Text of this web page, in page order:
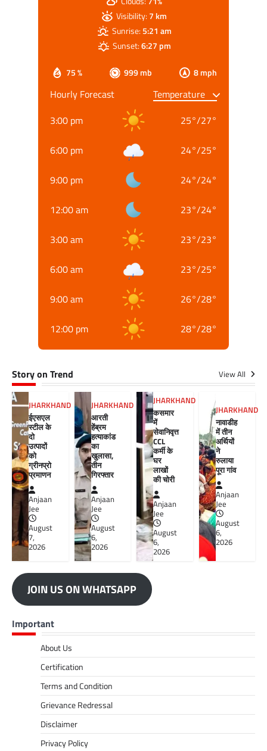
75 % 999 mb 8 mph
Visibility:7 km
Sunrise:5:21 am
Sunset:6:27 pm
Hourly Forecast
3:00 pm
25°/27°
6:00 pm 24°/25°
9:00 pm 24°/24°
12:00 am 23°/24°
3:00 am 23°/23°
6:00 am 23°/25°
9:00 am 26°/28°
12:00 pm 28°/28°
Story on Trend View All
JHARKHAND
ईएसएल
स्टील के
दो
उत्पादों
को
ग्रीनप्रो
प्रमाणन
Anjaan
Jee
August
7,
2026
JHARKHAND
आरती
हेंब्रम
हत्याकांड
का
खुलासा,
तीन
गिरफ्तार
Anjaan
Jee
August
6,
2026
JHARKHAND
कसमार
में
सेवानिवृत्त
CCL
कर्मी के
घर
लाखों
की चोरी
Anjaan
Jee
August
6,
2026
JHARKHAND
नावाडीह
में तीन
अर्थियों
ने
रुलाया
पूरा गांव
Anjaan
Jee
August
6,
2026
JOIN US ON WHATSAPP
Important
About Us
Certification
Terms and Condition
Grievance Redressal
Disclaimer
Privacy Policy